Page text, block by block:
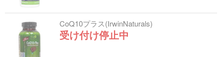
CoQ10プラス(IrwinNaturals)
受け付け停止中